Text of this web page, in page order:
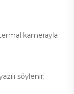
kamerayla
söylenir;